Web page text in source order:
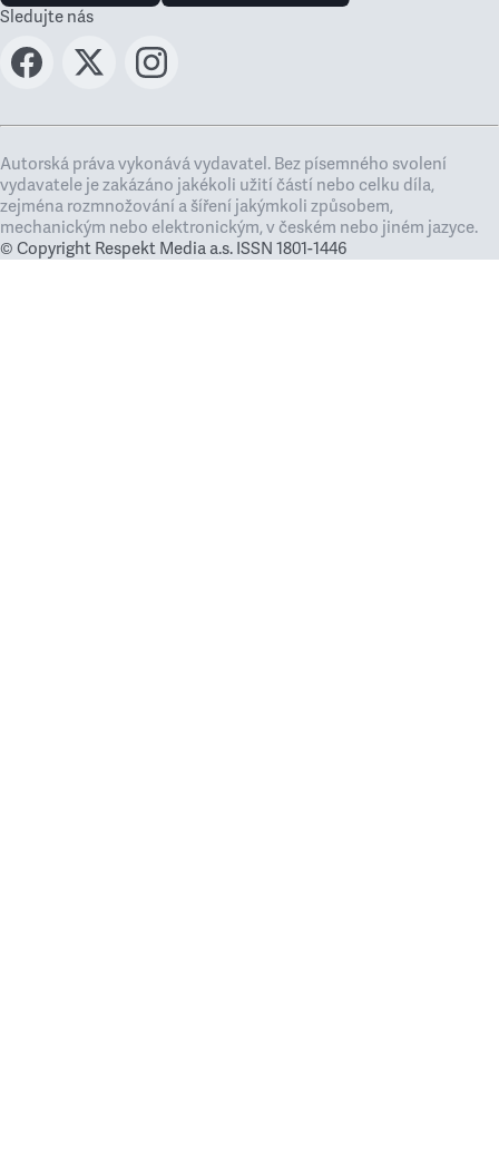
Sledujte nás
Autorská práva vykonává vydavatel. Bez písemného svolení
vydavatele je zakázáno jakékoli užití částí nebo celku díla,
zejména rozmnožování a šíření jakýmkoli způsobem,
mechanickým nebo elektronickým, v českém nebo jiném jazyce.
© Copyright Respekt Media a.s. ISSN 1801-1446